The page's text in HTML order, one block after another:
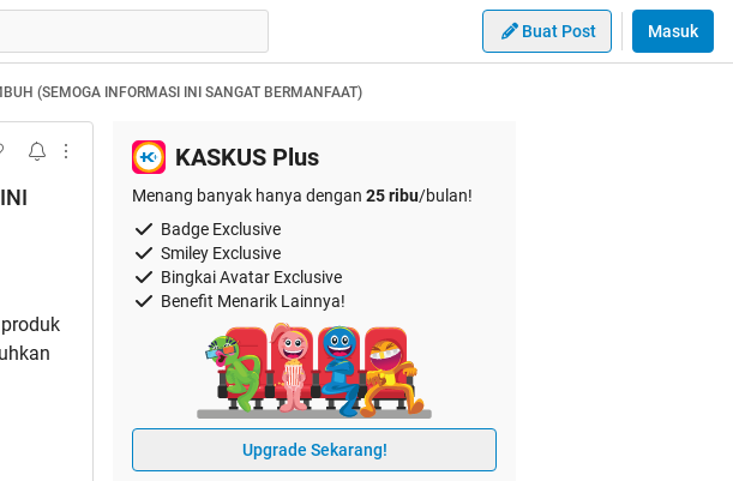
Buat Post Masuk
(SEMOGA INFORMASI INI SANGAT BERMANFAAT)
KASKUS Plus
Menang banyak hanya dengan 25 ribu/bulan!
Badge Exclusive
Smiley Exclusive
Bingkai Avatar Exclusive
Benefit Menarik Lainnya!
Upgrade Sekarang!